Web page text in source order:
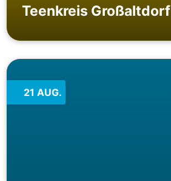
Teenkreis Großaltdorf
21 AUG.